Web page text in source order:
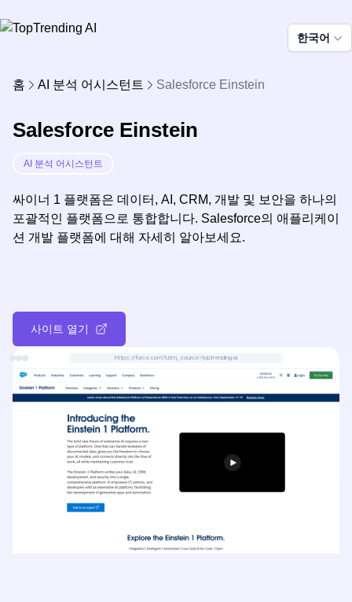
한국어
홈 AI 분석 어시스턴트 Salesforce Einstein
Salesforce Einstein
AI 분석 어시스턴트
싸이너 1 플랫폼은 데이터, AI, CRM, 개발 및 보안을 하나의
포괄적인 플랫폼으로 통합합니다. Salesforce의 애플리케이
션 개발 플랫폼에 대해 자세히 알아보세요.
사이트 열기
https://force.com?utm_source=toptrending-ai